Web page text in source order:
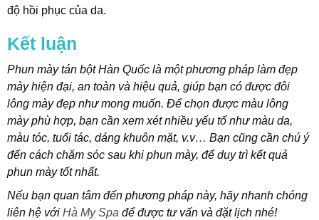
độ hồi phục của da.
Kết luận
Phun mày tán bột Hàn Quốc là một phương pháp làm đẹp
mày hiện đại, an toàn và hiệu quả, giúp bạn có được đôi
lông mày đẹp như mong muốn. Để chọn được màu lông
mày phù hợp, bạn cần xem xét nhiều yếu tố như màu da,
màu tóc, tuổi tác, dáng khuôn mặt, v.v… Bạn cũng cần chú ý
đến cách chăm sóc sau khi phun mày, để duy trì kết quả
phun mày tốt nhất.
Nếu bạn quan tâm đến phương pháp này, hãy nhanh chóng
liên hệ với Hà My Spa để được tư vấn và đặt lịch nhé!